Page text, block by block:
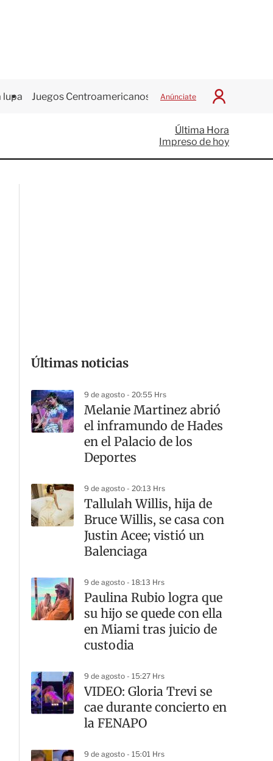
lupa Juegos Centroamericanos Anúnciate
I
c
i
a
Última Hora
Impreso de hoy
Últimas noticias
9 de agosto - 20:55 Hrs
Melanie Martinez abrió
el inframundo de Hades
en el Palacio de los
Deportes
9 de agosto - 20:13 Hrs
Tallulah Willis, hija de
Bruce Willis, se casa con
Justin Acee; vistió un
Balenciaga
9 de agosto - 18:13 Hrs
Paulina Rubio logra que
su hijo se quede con ella
en Miami tras juicio de
custodia
9 de agosto - 15:27 Hrs
VIDEO: Gloria Trevi se
cae durante concierto en
la FENAPO
9 de agosto - 15:01 Hrs